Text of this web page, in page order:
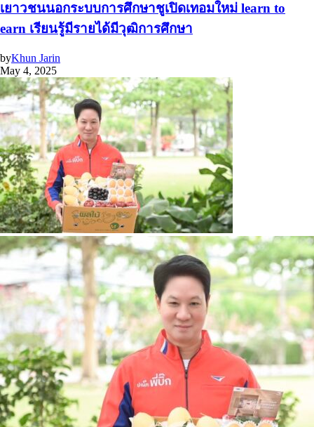
เยาวชนนอกระบบการศึกษาชูเปิดเทอมใหม่ learn to
earn เรียนรู้มีรายได้มีวุฒิการศึกษา
byKhun Jarin
May 4, 2025